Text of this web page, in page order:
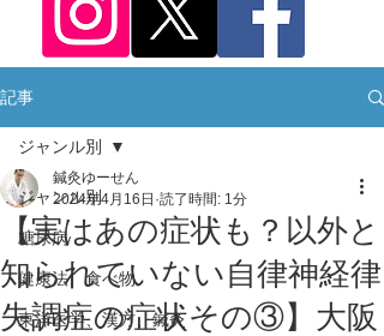
記事
ジャンル別
糖尿病
健康法、食べ物
東洋医学、漢方、鍼灸
ジャンル別
【実はあの症状も？以外と
知られていない自律神経律
失調症の症状その③】大阪
鍼灸ゆーせん
2024年4月16日 読了時間: 1分